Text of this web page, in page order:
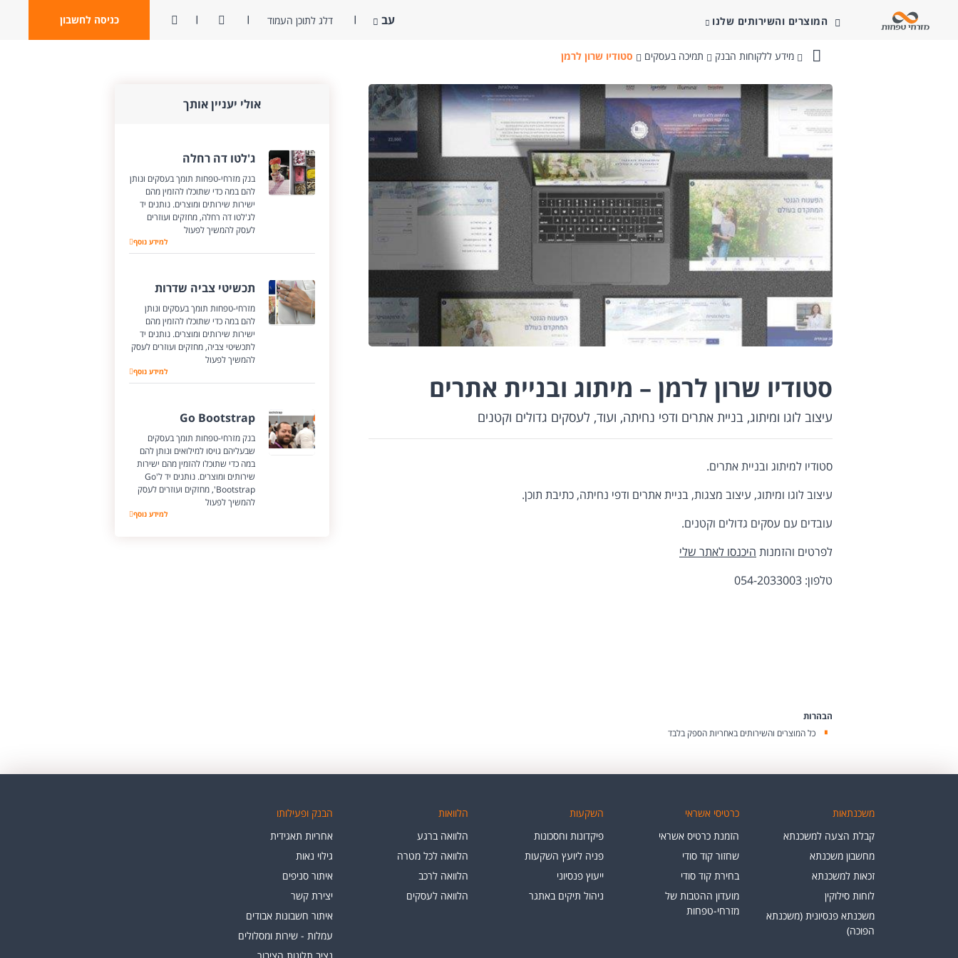
ניגודיות כניסה לחשבוןפתח חיפוש דלג לתוכן העמוד עב המוצרים והשירותים שלנו
מזרחי-טפחות
מידע ללקוחות הבנק תמיכה בעסקים סטודיו שרון לרמן
סטודיו שרון לרמן – מיתוג ובניית אתרים
עיצוב לוגו ומיתוג, בניית אתרים ודפי נחיתה, ועוד, לעסקים גדולים וקטנים
סטודיו למיתוג ובניית אתרים.
עיצוב לוגו ומיתוג, עיצוב מצגות, בניית אתרים ודפי נחיתה, כתיבת תוכן.
עובדים עם עסקים גדולים וקטנים.
לפרטים והזמנות היכנסו לאתר שלי
טלפון: 054-2033003
הבהרות
כל המוצרים והשירותים באחריות הספק בלבד
אולי יעניין אותך
ג'לטו דה רחלה
בנק מזרחי-טפחות תומך בעסקים ונותן
להם במה כדי שתוכלו להזמין מהם
ישירות שירותים ומוצרים. נותנים יד
לג'לטו דה רחלה, מחזקים ועוזרים
לעסק להמשיך לפעול
ג'לטו דה רחלהלמידע נוסף
תכשיטי צביה שדרות
מזרחי-טפחות תומך בעסקים ונותן
להם במה כדי שתוכלו להזמין מהם
ישירות שירותים ומוצרים. נותנים יד
לתכשיטי צביה, מחזקים ועוזרים לעסק
להמשיך לפעול
תכשיטי צביה שדרות
למידע נוסף
Go Bootstrap
בנק מזרחי-טפחות תומך בעסקים
שבעליהם גויסו למילואים ונותן להם
במה כדי שתוכלו להזמין מהם ישירות
שירותים ומוצרים. נותנים יד ל'Go
Bootstrap', מחזקים ועוזרים לעסק
להמשיך לפעול
Go Bootstrapלמידע נוסף
משכנתאות
קבלת הצעה למשכנתא
מחשבון משכנתא
זכאות למשכנתא
לוחות סילוקין
משכנתא פנסיונית (משכנתא
הפוכה)
כרטיסי אשראי
הזמנת כרטיס אשראי
שחזור קוד סודי
בחירת קוד סודי
מועדון ההטבות של
מזרחי-טפחות
השקעות
פיקדונות וחסכונות
פניה ליועץ השקעות
ייעוץ פנסיוני
ניהול תיקים באתגר
הלוואות
הלוואה ברגע
הלוואה לכל מטרה
הלוואה לרכב
הלוואה לעסקים
הבנק ופעילותו
אחריות תאגידית
גילוי נאות
איתור סניפים
יצירת קשר
איתור חשבונות אבודים
עמלות - שירות ומסלולים